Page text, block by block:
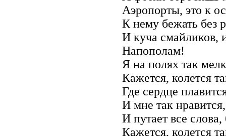
Аэропорты, это к
К нему бежать без
И куча смайликов,
Напополам!
Я на полях так
Кажется, колется
Где сердце
И мне так
И путает все
Кажется, колется